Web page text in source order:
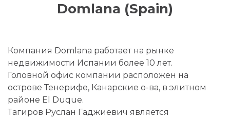
Domlana (Spain)
Компания Domlana работает на рынке
недвижимости Испании более 10 лет.
Головной офис компании расположен на
острове Тенерифе, Канарские о-ва, в элитном
районе El Duque.
Тагиров Руслан Гаджиевич является